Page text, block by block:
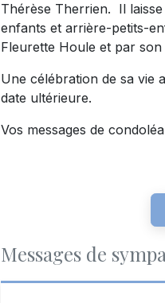
Thérèse Therrien. Il
enfants et arrière-petits-
Fleurette Houle et par son
Une célébration de sa vie
date ultérieure.
Vos messages de
Messages de